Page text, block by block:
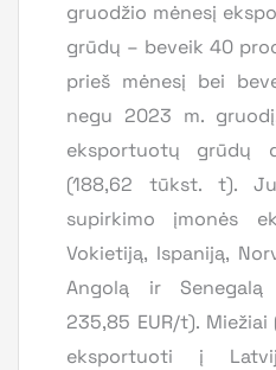
gruodžio mėnesį
grūdų – beveik 40
prieš mėnesį bei
negu 2023 m.
eksportuotų grūdų
(188,62 tūkst. t).
supirkimo įmonės
Vokietiją, Ispaniją,
Angolą ir
235,85 EUR/t).
eksportuoti į